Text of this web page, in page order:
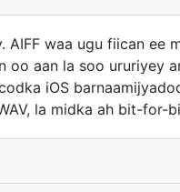
waa ugu fiican ee
aan la soo ururiyey
iOS
la midka ah bit-for-